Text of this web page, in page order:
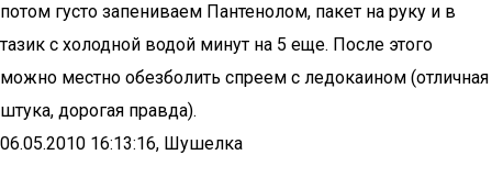
потом густо запениваем Пантенолом, пакет на руку и в
тазик с холодной водой минут на 5 еще. После этого
можно местно обезболить спреем с ледокаином (отличная
штука, дорогая правда).
06.05.2010 16:13:16, Шушелка